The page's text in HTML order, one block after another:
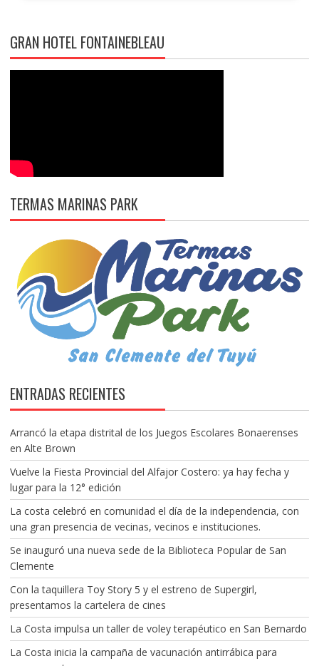
GRAN HOTEL FONTAINEBLEAU
TERMAS MARINAS PARK
ENTRADAS RECIENTES
Arrancó la etapa distrital de los Juegos Escolares Bonaerenses
en Alte Brown
Vuelve la Fiesta Provincial del Alfajor Costero: ya hay fecha y
lugar para la 12° edición
La costa celebró en comunidad el día de la independencia, con
una gran presencia de vecinas, vecinos e instituciones.
Se inauguró una nueva sede de la Biblioteca Popular de San
Clemente
Con la taquillera Toy Story 5 y el estreno de Supergirl,
presentamos la cartelera de cines
La Costa impulsa un taller de voley terapéutico en San Bernardo
La Costa inicia la campaña de vacunación antirrábica para